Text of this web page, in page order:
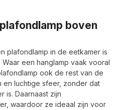
boven
plafondlamp in de eetkamer is
een hanglamp vaak vooral
ook de rest van de
en luchtige sfeer, zonder dat
is. Daarnaast zijn
waardoor ze ideaal zijn voor